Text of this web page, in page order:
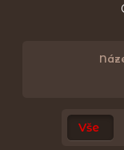
Vše